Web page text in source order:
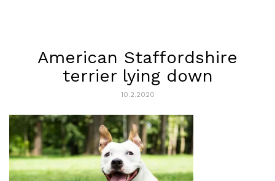
American Staffordshire
terrier lying down
10.2.2020